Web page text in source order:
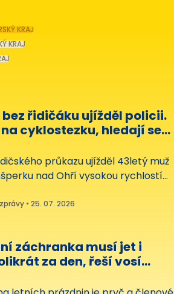
KRAJ
KRAJ
bez řidičáku ujížděl policii.
cyklostezku, hledají se
průkazu ujížděl 43letý muž
nad Ohří vysokou rychlostí
na cyklostezku mohl ohrozit
• 25. 07. 2026
záchranka musí jet i
za den, řeší vosí